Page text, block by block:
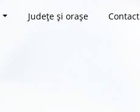
Județe și orașe Contact